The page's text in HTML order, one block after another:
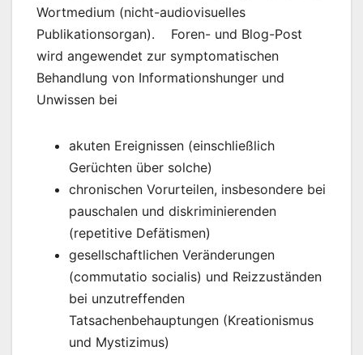
Wortmedium (nicht-audiovisuelles
Publikationsorgan). Foren- und Blog-Post
wird angewendet zur symptomatischen
Behandlung von Informationshunger und
Unwissen bei
akuten Ereignissen (einschließlich
Gerüchten über solche)
chronischen Vorurteilen, insbesondere bei
pauschalen und diskriminierenden
(repetitive Defätismen)
gesellschaftlichen Veränderungen
(commutatio socialis) und Reizzuständen
bei unzutreffenden
Tatsachenbehauptungen (Kreationismus
und Mystizimus)